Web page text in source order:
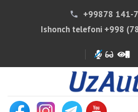
phone
+99878 141-
Ishonch telefoni +998